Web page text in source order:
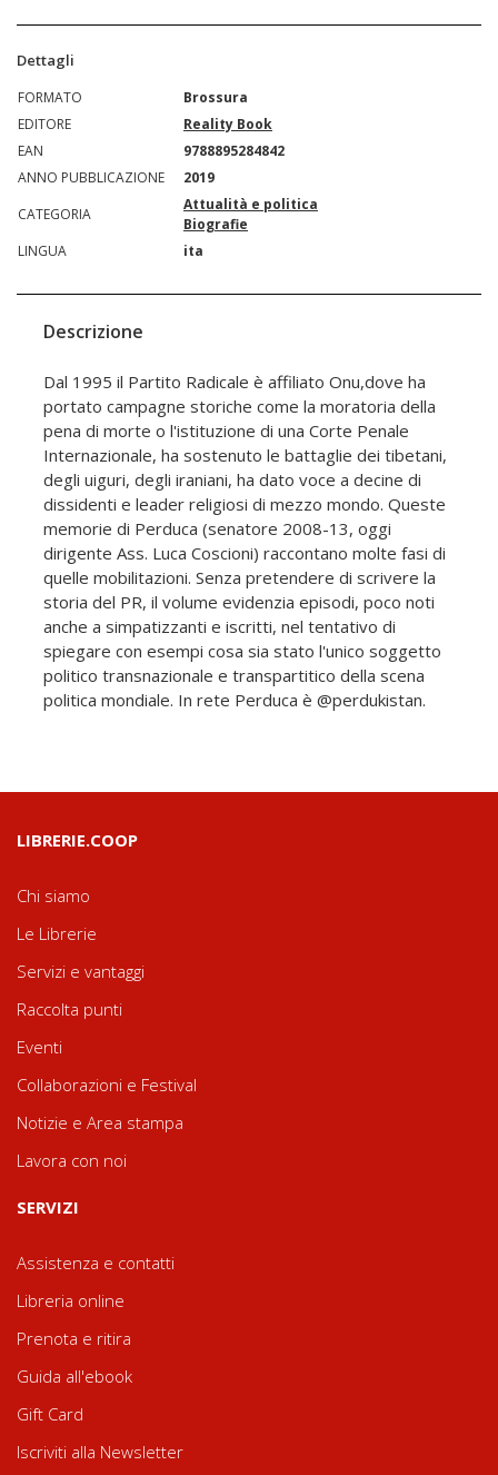
Dettagli
FORMATO
Brossura
EDITORE
Reality Book
EAN
9788895284842
ANNO PUBBLICAZIONE
2019
CATEGORIA
Attualità e politica
Biografie
LINGUA
ita
Descrizione
Dal 1995 il Partito Radicale è affiliato Onu,dove ha
portato campagne storiche come la moratoria della
pena di morte o l'istituzione di una Corte Penale
Internazionale, ha sostenuto le battaglie dei tibetani,
degli uiguri, degli iraniani, ha dato voce a decine di
dissidenti e leader religiosi di mezzo mondo. Queste
memorie di Perduca (senatore 2008-13, oggi
dirigente Ass. Luca Coscioni) raccontano molte fasi di
quelle mobilitazioni. Senza pretendere di scrivere la
storia del PR, il volume evidenzia episodi, poco noti
anche a simpatizzanti e iscritti, nel tentativo di
spiegare con esempi cosa sia stato l'unico soggetto
politico transnazionale e transpartitico della scena
politica mondiale. In rete Perduca è @perdukistan.
LIBRERIE.COOP
Chi siamo
Le Librerie
Servizi e vantaggi
Raccolta punti
Eventi
Collaborazioni e Festival
Notizie e Area stampa
Lavora con noi
SERVIZI
Assistenza e contatti
Libreria online
Prenota e ritira
Guida all'ebook
Gift Card
Iscriviti alla Newsletter